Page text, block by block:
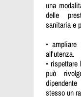
una
delle
sanitaria e
•
all'utenza.
•
può
stesso un